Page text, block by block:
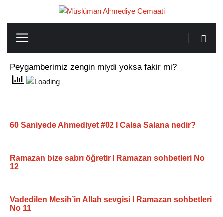
Peygamberimiz zengin miydi yoksa fakir mi?
60 Saniyede Ahmediyet #02 I Calsa Salana nedir?
Ramazan bize sabrı öğretir I Ramazan sohbetleri No
12
Vadedilen Mesih’in Allah sevgisi I Ramazan sohbetleri
No 11